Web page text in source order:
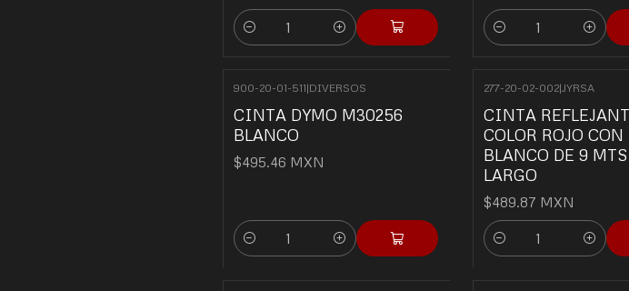
Quantity Quantity
900-20-01-511|DIVERSOS
CINTA DYMO M30256
BLANCO
$495.46 MXN
Quantity
277-20-02-002|JYRSA
CINTA
COLOR ROJO CON
BLANCO DE 9
LARGO
$489.87 MXN
Quantity